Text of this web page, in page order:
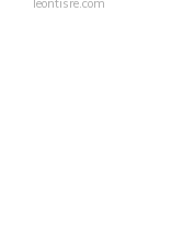
leontisre.com